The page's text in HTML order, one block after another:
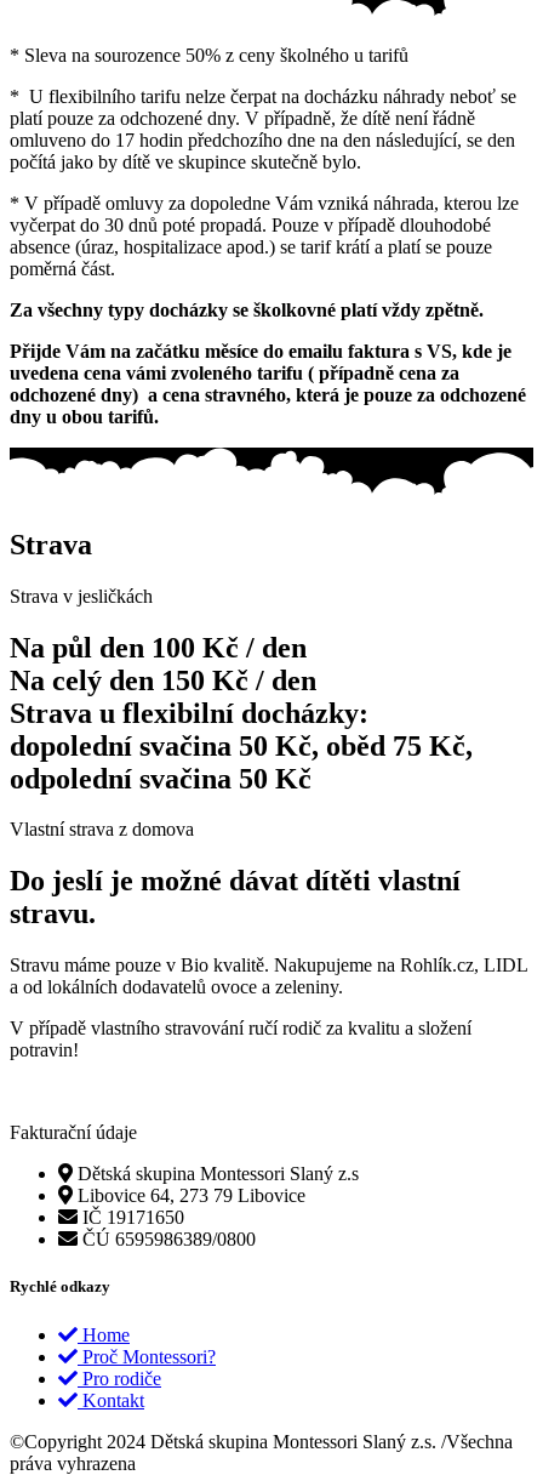
* Sleva na sourozence 50% z ceny školného u tarifů
* U flexibilního tarifu nelze čerpat na docházku náhrady neboť se
platí pouze za odchozené dny. V případně, že dítě není řádně
omluveno do 17 hodin předchozího dne na den následující, se den
počítá jako by dítě ve skupince skutečně bylo.
* V případě omluvy za dopoledne Vám vzniká náhrada, kterou lze
vyčerpat do 30 dnů poté propadá. Pouze v případě dlouhodobé
absence (úraz, hospitalizace apod.) se tarif krátí a platí se pouze
poměrná část.
Za všechny typy docházky se školkovné platí vždy zpětně.
Přijde Vám na začátku měsíce do emailu faktura s VS, kde je
uvedena cena vámi zvoleného tarifu ( případně cena za
odchozené dny) a cena stravného, která je pouze za odchozené
dny u obou tarifů.
Strava
Strava v jesličkách
Na půl den 100 Kč / den
Na celý den 150 Kč / den
Strava u flexibilní docházky:
dopolední svačina 50 Kč, oběd 75 Kč,
odpolední svačina 50 Kč
Vlastní strava z domova
Do jeslí je možné dávat dítěti vlastní
stravu.
Stravu máme pouze v Bio kvalitě. Nakupujeme na Rohlík.cz, LIDL
a od lokálních dodavatelů ovoce a zeleniny.
V případě vlastního stravování ručí rodič za kvalitu a složení
potravin!
Fakturační údaje
Dětská skupina Montessori Slaný z.s
Libovice 64, 273 79 Libovice
IČ 19171650
ČÚ 6595986389/0800
Rychlé odkazy
Home
Proč Montessori?
Pro rodiče
Kontakt
©Copyright 2024 Dětská skupina Montessori Slaný z.s. /Všechna
práva vyhrazena